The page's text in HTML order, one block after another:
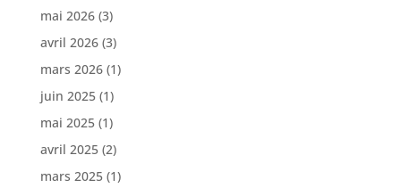
mai 2026(3)
avril 2026(3)
mars 2026(1)
juin 2025(1)
mai 2025(1)
avril 2025(2)
mars 2025(1)